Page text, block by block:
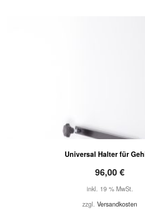
Universal Halter für
96,00€
inkl. 19 % MwSt.
zzgl. Versandkosten